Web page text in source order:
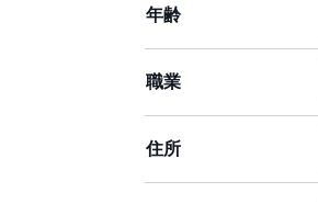
年齢
職業
住所